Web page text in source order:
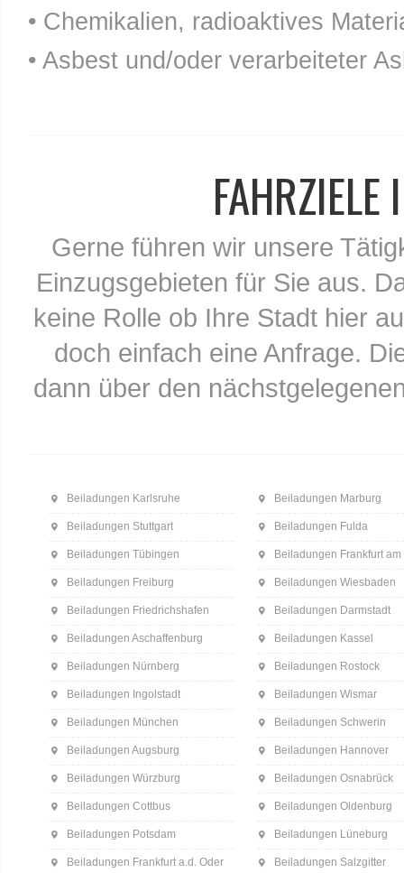
• Chemikalien, radioaktives
• Asbest und/oder verarbeiteter
Gerne führen wir unsere
Einzugsgebieten für Sie aus.
keine Rolle ob Ihre Stadt hier
doch einfach eine Anfrage.
dann über den
Beiladungen Karlsruhe
Beiladungen Stuttgart
Beiladungen Tübingen
Beiladungen Freiburg
Beiladungen Friedrichshafen
Beiladungen Aschaffenburg
Beiladungen Nürnberg
Beiladungen Ingolstadt
Beiladungen München
Beiladungen Augsburg
Beiladungen Würzburg
Beiladungen Cottbus
Beiladungen Potsdam
Beiladungen Frankfurt a.d. Oder
Beiladungen Marburg
Beiladungen Fulda
Beiladungen Frankfurt am
Beiladungen Wiesbaden
Beiladungen Darmstadt
Beiladungen Kassel
Beiladungen Rostock
Beiladungen Wismar
Beiladungen Schwerin
Beiladungen Hannover
Beiladungen Osnabrück
Beiladungen Oldenburg
Beiladungen Lüneburg
Beiladungen Salzgitter